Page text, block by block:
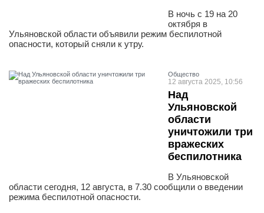
В ночь с 19 на 20
октября в
Ульяновской области объявили режим беспилотной
опасности, который сняли к утру.
Общество
12 августа 2025, 10:56
Над
Ульяновской
области
уничтожили три
вражеских
беспилотника
В Ульяновской
области сегодня, 12 августа, в 7.30 сообщили о введении
режима беспилотной опасности.